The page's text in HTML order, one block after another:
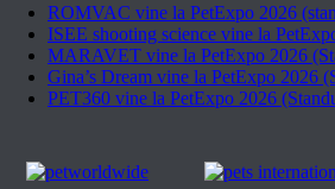
ROMVAC vine la PetExpo 2026
ISEE shooting science vine la
MARAVET vine la PetExpo 2026
Gina’s Dream vine la PetExpo 2026
PET360 vine la PetExpo 2026